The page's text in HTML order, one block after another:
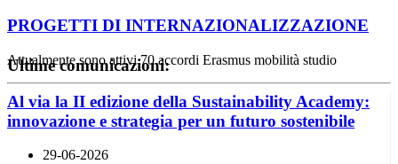
PROGETTI DI INTERNAZIONALIZZAZIONE
Attualmente sono attivi 70 accordi Erasmus mobilità studio
Ultime comunicazioni:
Al via la II edizione della Sustainability Academy:
innovazione e strategia per un futuro sostenibile
29-06-2026